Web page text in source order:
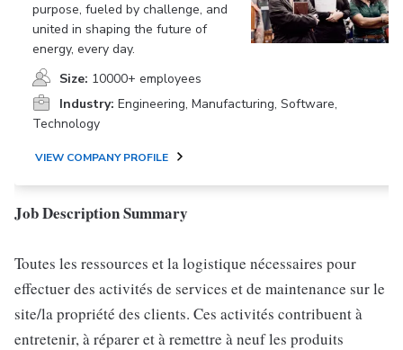
purpose, fueled by challenge, and
united in shaping the future of
energy, every day.
Size: 10000+ employees
Industry: Engineering, Manufacturing, Software,
Technology
VIEW COMPANY PROFILE
Job Description Summary
Toutes les ressources et la logistique nécessaires pour
effectuer des activités de services et de maintenance sur le
site/la propriété des clients. Ces activités contribuent à
entretenir, à réparer et à remettre à neuf les produits